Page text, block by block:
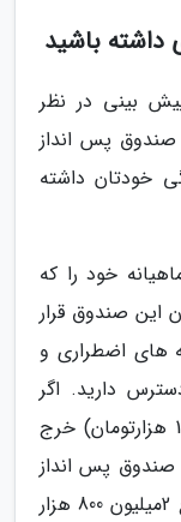
بینی در نظر
صندوق پس انداز
خودتان داشته
خود را که
این صندوق قرار
های اضطراری و
دارید. اگر
عددی در حدود 5 تا 10 درصد (50 تا 100 هزارتومان) خرج
95 درصد) درون صندوق پس انداز
ضروری قرار دهید در سرانجام 3 ماه مبلغ 2میلیون 800 هزار